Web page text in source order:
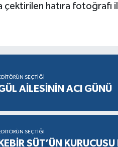
çektirilen hatıra fotoğrafı
SEÇTIĞI
AİLESİNİN ACI GÜNÜ
SEÇTIĞI
KEBİR SÜT’ÜN